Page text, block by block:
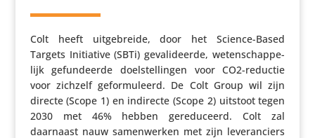
Colt heeft uitge­breide, door het Science-Based
Targets Initi­a­tive (SBTi) geva­li­deerde, weten­schap­pe­
lijk gefun­deerde doel­stel­lingen voor CO2-reductie
voor zichzelf gefor­mu­leerd. De Colt Group wil zijn
directe (Scope 1) en indirecte (Scope 2) uitstoot tegen
2030 met 46% hebben gere­du­ceerd. Colt zal
daarnaast nauw samen­werken met zijn leve­ran­ciers